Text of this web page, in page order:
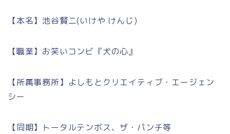
【本名】池谷賢二(いけや けんじ)
【職業】お笑いコンビ『犬の心』
【所属事務所】よしもとクリエイティブ・エージェン
シー
【同期】トータルテンボス、ザ・パンチ等